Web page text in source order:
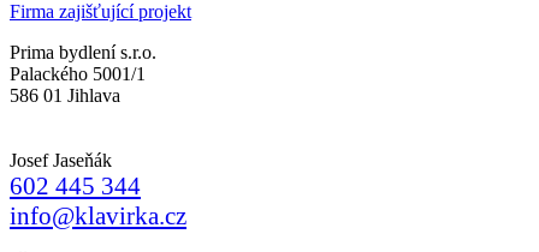
Firma zajišťující projekt
Prima bydlení s.r.o.
Palackého 5001/1
586 01 Jihlava
Josef Jaseňák
602 445 344
info@klavirka.cz